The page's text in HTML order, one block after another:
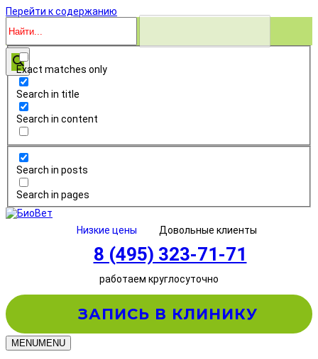
Перейти к содержанию
Exact matches only
Search in title
Search in content
Search in posts
Search in pages
Низкие цены Довольные клиенты
8 (495) 323-71-71
работаем круглосуточно
ЗАПИСЬ В КЛИНИКУ
MENUMENU